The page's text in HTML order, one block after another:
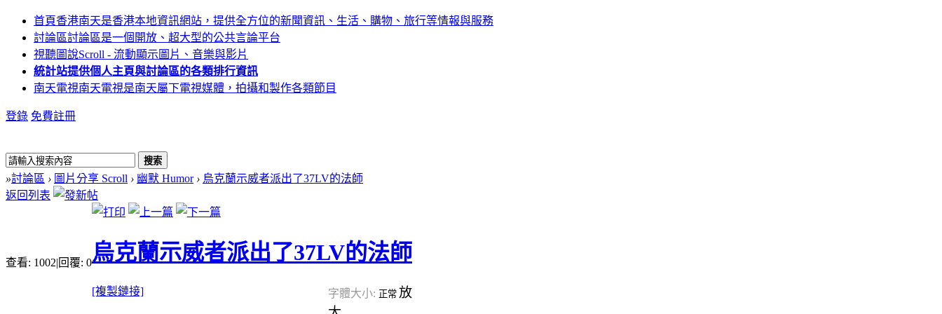
首頁香港南天是香港本地資訊網站，提供全方位的新聞資訊、生活、購物、旅行等情報與服務
討論區討論區是一個開放、超大型的公共言論平台
視聽圖說Scroll - 流動顯示圖片、音樂與影片
統計站提供個人主頁與討論區的各類排行資訊
南天電視南天電視是南天屬下電視媒體，拍攝和製作各類節目
登錄 免費註冊
搜索
»討論區 › 圖片分享 Scroll › 幽默 Humor › 烏克蘭示威者派出了37LV的法師
返回列表
查看: 1002|回覆: 0烏克蘭示威者派出了37LV的法師
[複製鏈接] 字體大小: 正常 放